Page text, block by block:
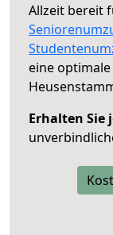
Allzeit bereit
eine optimale
Erhalten Sie